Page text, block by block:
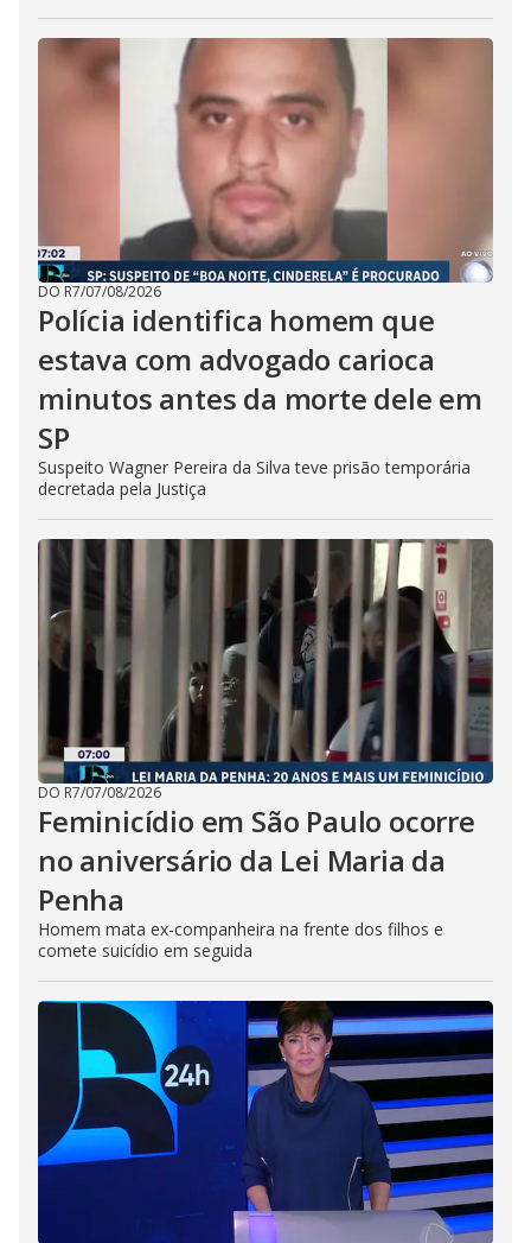
DO R7/07/08/2026
Polícia identifica homem que
estava com advogado carioca
minutos antes da morte dele em
SP
Suspeito Wagner Pereira da Silva teve prisão temporária
decretada pela Justiça
DO R7/07/08/2026
Feminicídio em São Paulo ocorre
no aniversário da Lei Maria da
Penha
Homem mata ex-companheira na frente dos filhos e
comete suicídio em seguida